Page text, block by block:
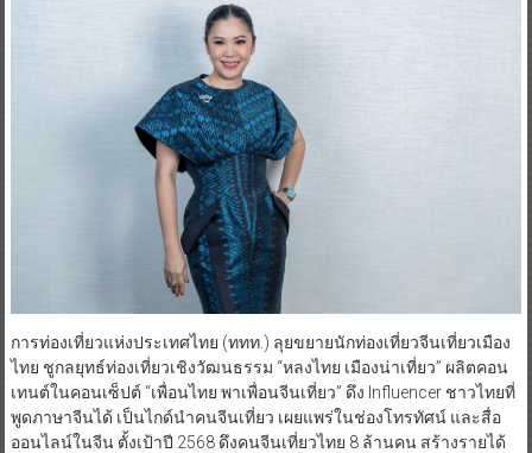
การท่องเที่ยวแห่งประเทศไทย (ททท.) ลุยขยายนักท่องเที่ยวจีนเที่ยวเมือง
ไทย ชูกลยุทธ์ท่องเที่ยวเชิงวัฒนธรรม “หลงไทย เมืองน่าเที่ยว” ผลิตคอน
เทนต์ในคอนเซ็ปต์ “เพื่อนไทย พาเพื่อนจีนเที่ยว” ดึง Influencer ชาวไทยที่
พูดภาษาจีนได้ เป็นไกด์นำคนจีนเที่ยว เผยแพร่ในช่องโทรทัศน์ และสื่อ
ออนไลน์ในจีน ตั้งเป้าปี 2568 ดึงคนจีนเที่ยวไทย 8 ล้านคน สร้างรายได้